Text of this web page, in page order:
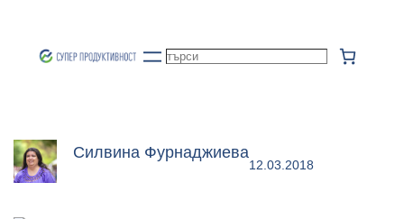
Търсене
Силвина Фурнаджиева
12.03.2018